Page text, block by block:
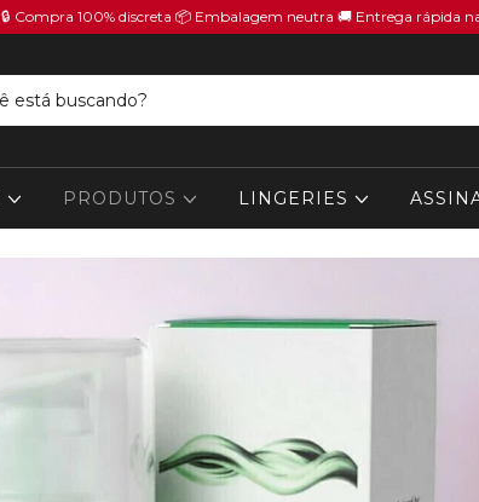
🔒 Compra 100% discreta 📦 Embalagem neutra 🚚 Entrega rápida
PRODUTOS LINGERIES